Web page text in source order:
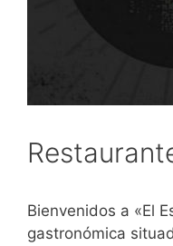
Bienvenidos a «El
gastronómica